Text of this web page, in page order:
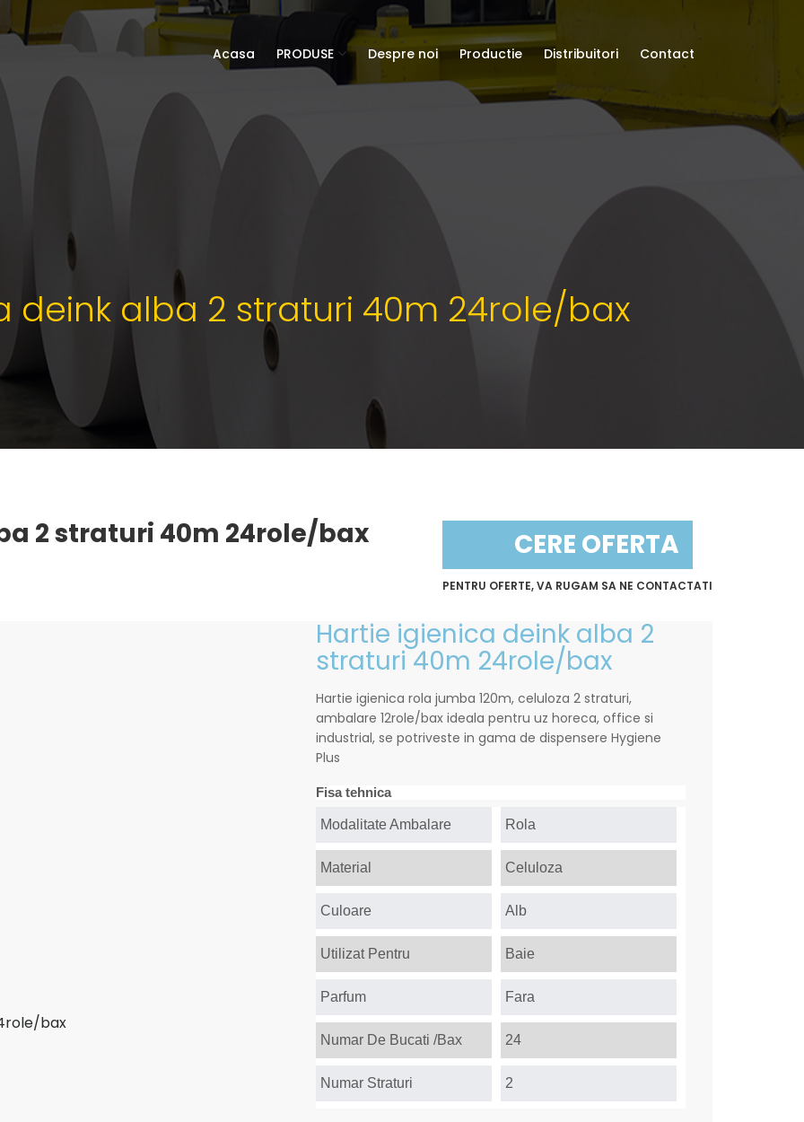
Acasa PRODUSE Despre noi Productie Distribuitori Contact
deink alba 2 straturi 40m 24role/bax
2 straturi 40m 24role/bax CERE OFERTA
PENTRU OFERTE, VA RUGAM SA NE CONTACTATI
Hartie igienica deink alba 2
straturi 40m 24role/bax
Hartie igienica rola jumba 120m, celuloza 2 straturi,
ambalare 12role/bax ideala pentru uz horeca, office si
industrial, se potriveste in gama de dispensere Hygiene
Plus
Fisa tehnica
Modalitate Ambalare Rola
Material Celuloza
Culoare Alb
Utilizat Pentru Baie
Parfum Fara
Numar De Bucati /Bax 24
Numar Straturi 2